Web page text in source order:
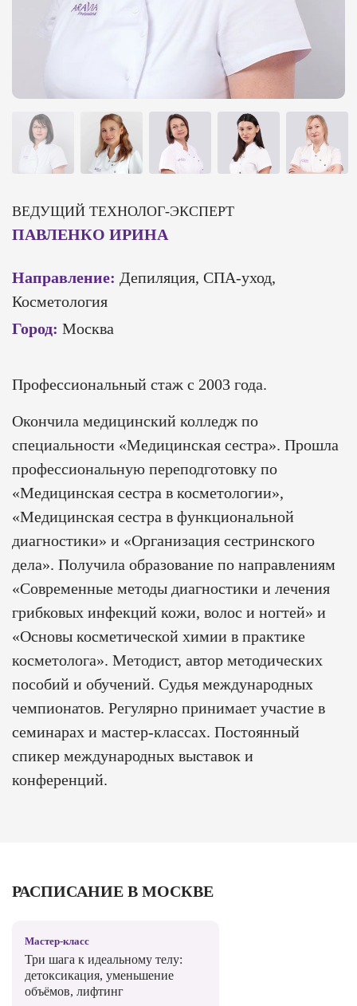
ВЕДУЩИЙ ТЕХНОЛОГ-ЭКСПЕРТ
ПАВЛЕНКО ИРИНА
Направление: Депиляция, СПА-уход,
Косметология
Город: Москва
Профессиональный стаж с 2003 года.
Окончила медицинский колледж по
специальности «Медицинская сестра». Прошла
профессиональную переподготовку по
«Медицинская сестра в косметологии»,
«Медицинская сестра в функциональной
диагностики» и «Организация сестринского
дела». Получила образование по направлениям
«Современные методы диагностики и лечения
грибковых инфекций кожи, волос и ногтей» и
«Основы косметической химии в практике
косметолога». Методист, автор методических
пособий и обучений. Судья международных
чемпионатов. Регулярно принимает участие в
семинарах и мастер-классах. Постоянный
спикер международных выставок и
конференций.
РАСПИСАНИЕ В МОСКВЕ
Мастер-класс
Три шага к идеальному телу:
детоксикация, уменьшение
объёмов, лифтинг